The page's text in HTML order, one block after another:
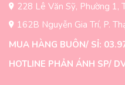
228 Lê Văn Sỹ, Phường
162B Nguyễn Gia Trí, P.
MUA HÀNG BUÔN/ SỈ:
HOTLINE PHẢN ÁNH SP/